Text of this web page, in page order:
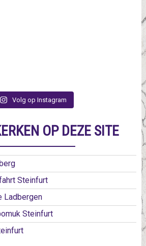
Volg op Instagram
OP DEZE SITE
Steinfurt
Ladbergen
Steinfurt